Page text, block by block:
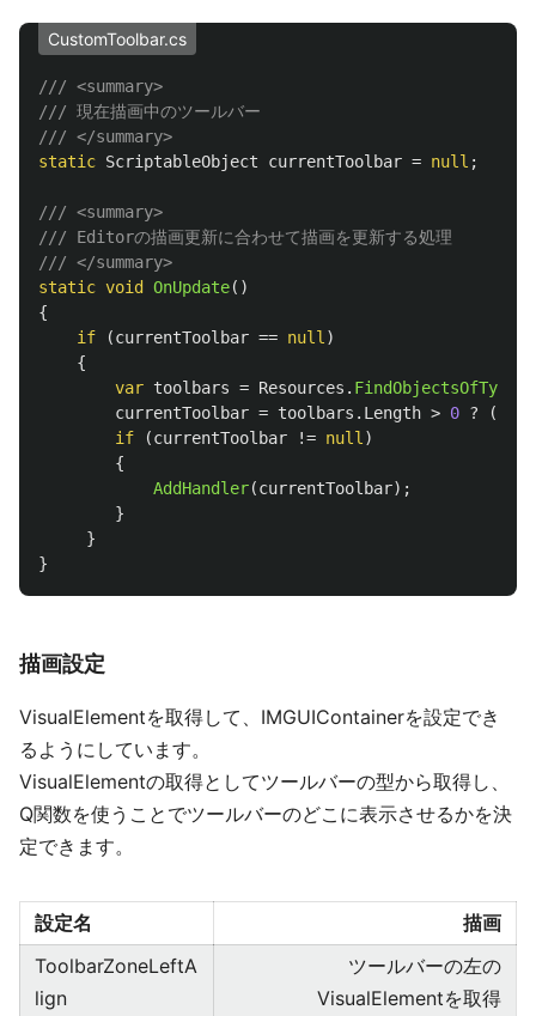
CustomToolbar.cs
/// <summary>
/// 現在描画中のツールバー
/// </summary>
static ScriptableObject currentToolbar = null ;
/// <summary>
/// Editorの描画更新に合わせて描画を更新する処理
/// </summary>
static void OnUpdate()
{
if
(currentToolbar == null )
{
var toolbars = Resources .
currentToolbar = toolbars . Length > 0 ? (
if
(currentToolbar != null )
{
AddHandler(currentToolbar);
}
}
}
描画設定
VisualElementを取得して、IMGUIContainerを設定でき
るようにしています。
VisualElementの取得としてツールバーの型から取得し、
Q関数を使うことでツールバーのどこに表示させるかを決
定できます。
設定名
描画
ToolbarZoneLeftA
lign
ツールバーの左の
VisualElementを取得